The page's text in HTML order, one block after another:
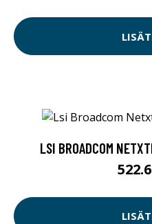
LSI BROADCOM